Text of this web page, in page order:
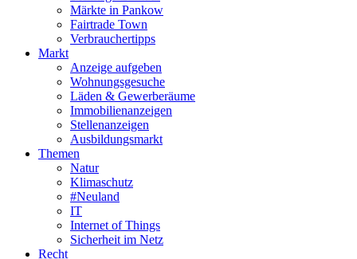
Märkte in Pankow
Fairtrade Town
Verbrauchertipps
Markt
Anzeige aufgeben
Wohnungsgesuche
Läden & Gewerberäume
Immobilienanzeigen
Stellenanzeigen
Ausbildungsmarkt
Themen
Natur
Klimaschutz
#Neuland
IT
Internet of Things
Sicherheit im Netz
Recht